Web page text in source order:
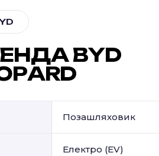
ЕНДАBYD
PARD
Позашляховик
Електро (EV)